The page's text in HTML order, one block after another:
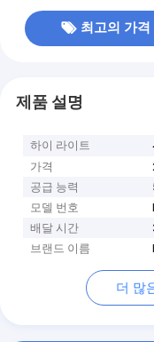
최고의 가격
제품 설명
하이 라이트
가격
공급 능력
모델 번호
배달 시간
브랜드 이름
더 많